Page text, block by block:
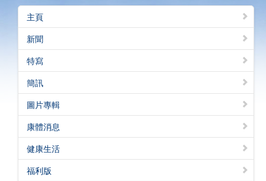
昔日警聲
警務處主頁
简体版
English
電子書版
警聲特刊
主頁
新聞
特寫
簡訊
圖片專輯
康體消息
健康生活
福利版